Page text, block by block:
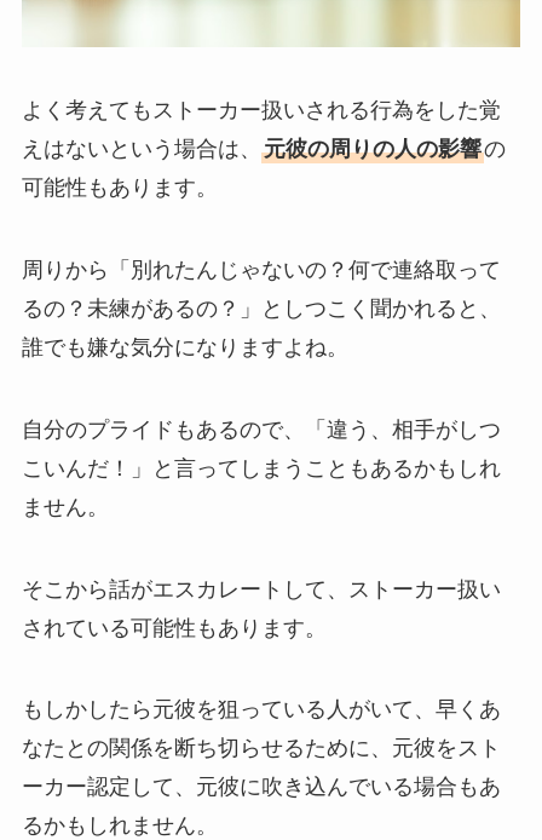
よく考えてもストーカー扱いされる行為をした覚
えはないという場合は、 元彼の周りの人の影響の
可能性もあります。
周りから「別れたんじゃないの？何で連絡取って
るの？未練があるの？」としつこく聞かれると、
誰でも嫌な気分になりますよね。
自分のプライドもあるので、「違う、相手がしつ
こいんだ！」と言ってしまうこともあるかもしれ
ません。
そこから話がエスカレートして、ストーカー扱い
されている可能性もあります。
もしかしたら元彼を狙っている人がいて、早くあ
なたとの関係を断ち切らせるために、元彼をスト
ーカー認定して、元彼に吹き込んでいる場合もあ
るかもしれません。